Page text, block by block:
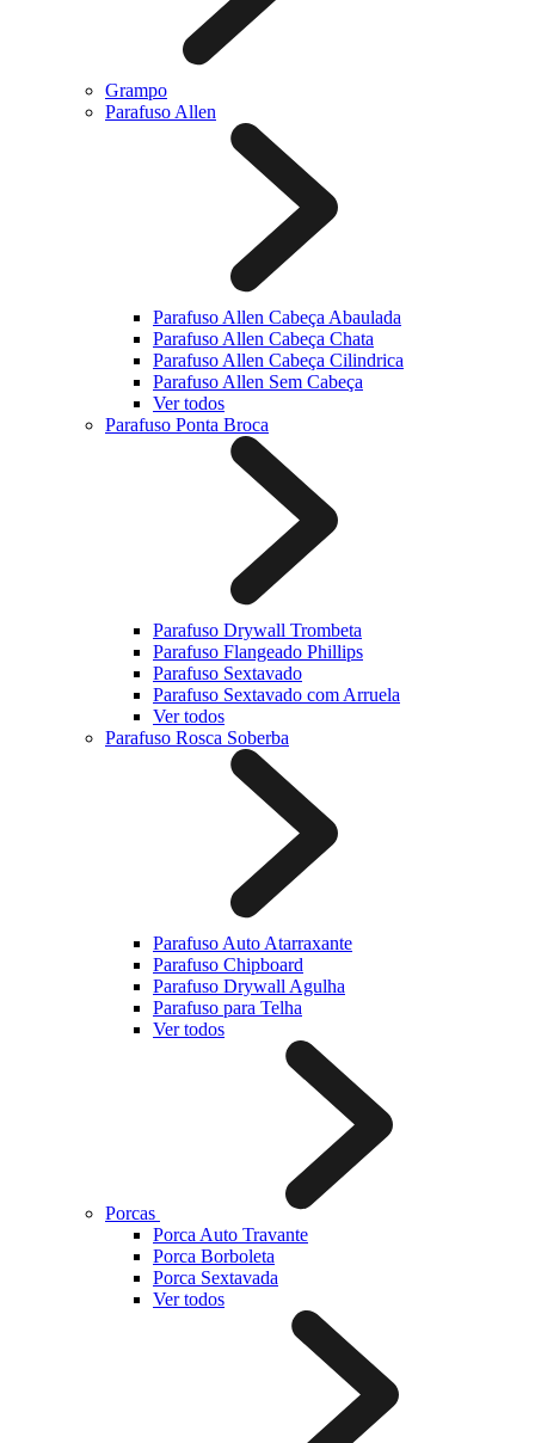
Grampo
Parafuso Allen
Parafuso Allen Cabeça Abaulada
Parafuso Allen Cabeça Chata
Parafuso Allen Cabeça Cilindrica
Parafuso Allen Sem Cabeça
Ver todos
Parafuso Ponta Broca
Parafuso Drywall Trombeta
Parafuso Flangeado Phillips
Parafuso Sextavado
Parafuso Sextavado com Arruela
Ver todos
Parafuso Rosca Soberba
Parafuso Auto Atarraxante
Parafuso Chipboard
Parafuso Drywall Agulha
Parafuso para Telha
Ver todos
Porcas
Porca Auto Travante
Porca Borboleta
Porca Sextavada
Ver todos